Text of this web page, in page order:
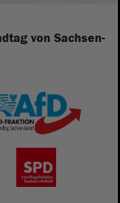
von Sachsen-